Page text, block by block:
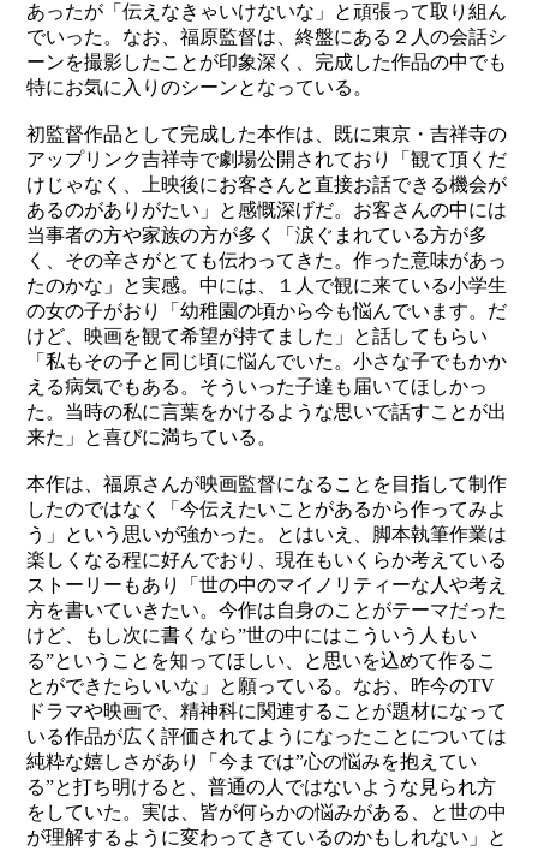
あったが「伝えなきゃいけないな」と頑張って取り組ん
でいった。なお、福原監督は、終盤にある２人の会話シ
ーンを撮影したことが印象深く、完成した作品の中でも
特にお気に入りのシーンとなっている。
初監督作品として完成した本作は、既に東京・吉祥寺の
アップリンク吉祥寺で劇場公開されており「観て頂くだ
けじゃなく、上映後にお客さんと直接お話できる機会が
あるのがありがたい」と感慨深げだ。お客さんの中には
当事者の方や家族の方が多く「涙ぐまれている方が多
く、その辛さがとても伝わってきた。作った意味があっ
たのかな」と実感。中には、１人で観に来ている小学生
の女の子がおり「幼稚園の頃から今も悩んでいます。だ
けど、映画を観て希望が持てました」と話してもらい
「私もその子と同じ頃に悩んでいた。小さな子でもかか
える病気でもある。そういった子達も届いてほしかっ
た。当時の私に言葉をかけるような思いで話すことが出
来た」と喜びに満ちている。
本作は、福原さんが映画監督になることを目指して制作
したのではなく「今伝えたいことがあるから作ってみよ
う」という思いが強かった。とはいえ、脚本執筆作業は
楽しくなる程に好んでおり、現在もいくらか考えている
ストーリーもあり「世の中のマイノリティーな人や考え
方を書いていきたい。今作は自身のことがテーマだった
けど、もし次に書くなら”世の中にはこういう人もい
る”ということを知ってほしい、と思いを込めて作るこ
とができたらいいな」と願っている。なお、昨今のTV
ドラマや映画で、精神科に関連することが題材になって
いる作品が広く評価されてようになったことについては
純粋な嬉しさがあり「今までは”心の悩みを抱えてい
る”と打ち明けると、普通の人ではないような見られ方
をしていた。実は、皆が何らかの悩みがある、と世の中
が理解するように変わってきているのかもしれない」と